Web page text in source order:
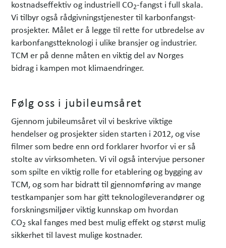
kostnadseffektiv og industriell CO2-fangst i full skala.
Vi tilbyr også rådgivningstjenester til karbonfangst-
prosjekter. Målet er å legge til rette for utbredelse av
karbonfangstteknologi i ulike bransjer og industrier.
TCM er på denne måten en viktig del av Norges
bidrag i kampen mot klimaendringer.
Følg oss i jubileumsåret
Gjennom jubileumsåret vil vi beskrive viktige
hendelser og prosjekter siden starten i 2012, og vise
filmer som bedre enn ord forklarer hvorfor vi er så
stolte av virksomheten. Vi vil også intervjue personer
som spilte en viktig rolle for etablering og bygging av
TCM, og som har bidratt til gjennomføring av mange
testkampanjer som har gitt teknologileverandører og
forskningsmiljøer viktig kunnskap om hvordan
CO2 skal fanges med best mulig effekt og størst mulig
sikkerhet til lavest mulige kostnader.